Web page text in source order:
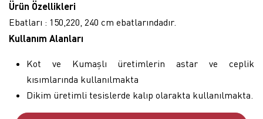
Ürün Özellikleri
Ebatları : 150,220, 240 cm ebatlarındadır.
Kullanım Alanları
Kot ve Kumaşlı üretimlerin astar ve ceplik
kısımlarında kullanılmakta
Dikim üretimli tesislerde kalıp olarakta kullanılmakta.